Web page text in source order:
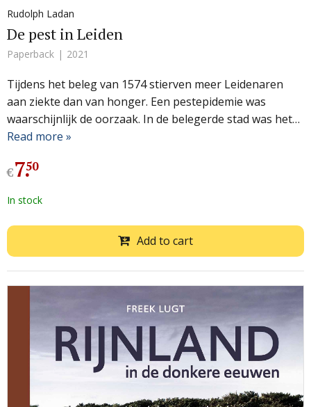
Rudolph Ladan
De pest in Leiden
Paperback 2021
Tijdens het beleg van 1574 stierven meer Leidenaren
aan ziekte dan van honger. Een pestepidemie was
waarschijnlijk de oorzaak. In de belegerde stad was het…
Read more »
€7.
50
In stock
Add to cart